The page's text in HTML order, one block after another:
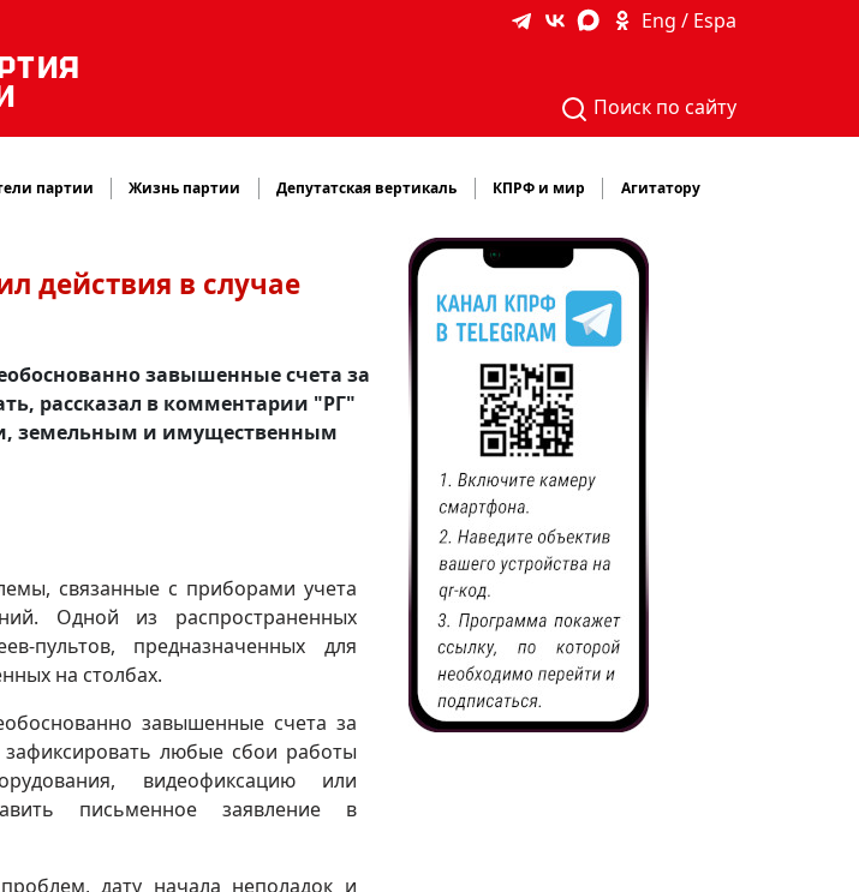
Eng / Espa
Поиск по сайту
партии Жизнь партии Депутатская вертикаль КПРФ и мир Агитатору
действия в случае
завышенные счета за
рассказал в комментарии "РГ"
земельным и имущественным
связанные с приборами учета
Одной из распространенных
пультов, предназначенных для
на столбах.
завышенные счета за
зафиксировать любые сбои работы
видеофиксацию или
письменное заявление в
дату начала неполадок и